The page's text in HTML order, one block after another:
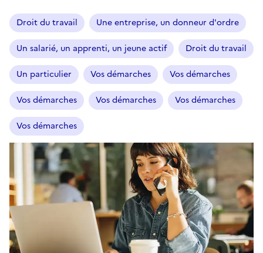
Droit du travail Une entreprise, un donneur d'ordre
Un salarié, un apprenti, un jeune actif Droit du travail
Un particulier Vos démarches Vos démarches
Vos démarches Vos démarches Vos démarches
Vos démarches